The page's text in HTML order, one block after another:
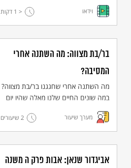
את השורשים שלנו?
וידאו < 1 דקות
בר/בת מצווה: מה השתנה אחרי
המסיבה?
מה השתנה אחרי שחגגנו בר/בת מצווה?
במה שונים החיים שלנו מאלה שהיו יום
קודם? מה אנחנו מוכנים לקבל על עצמנו
בעקבות ציון בר ובת מצווה? הכלים
שישמשו אותנו הם תצלומים של הצלם
ציון עוזרי מתוך הסדרה "עדשה יהודית"
ישראלית.
מערך שיעור 2 שיעורים
אביגדור שנאן: אבות פרק ה משנה